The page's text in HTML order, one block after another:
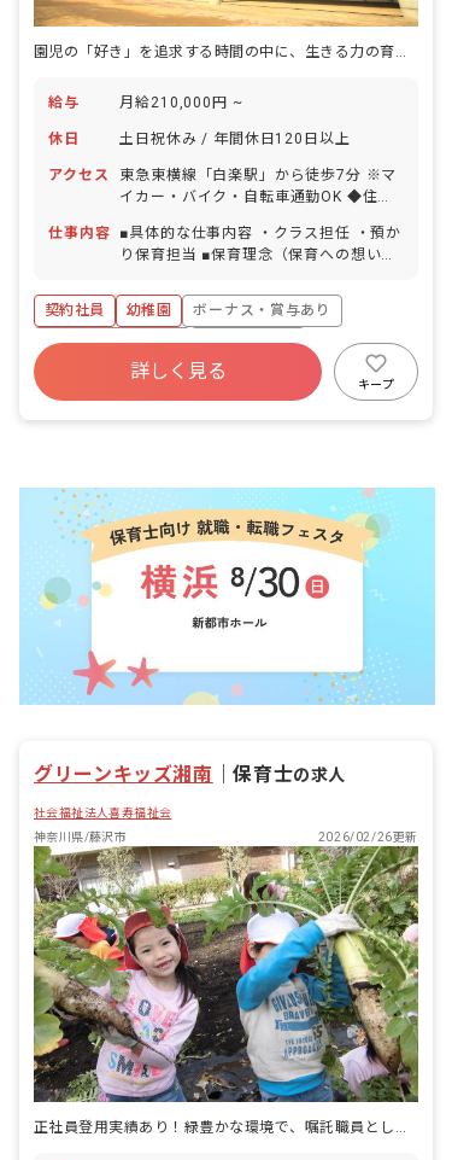
給与 月給210,000円 ~
休日 土日祝休み / 年間休日120日以上
アクセス
東急東横線「白楽駅」から徒歩7分 ※マ
イカー・バイク・自転車通勤OK ◆住宅
る距離に大きな公園があります。
仕事内容
■具体的な仕事内容 ・クラス担任 ・預か
り保育担当 ■保育理念（保育への想い・
に、集団を意識した保育を行っていま
す。 ・自由保育と一斉保育をバランスよ
くとり入れています。 ・絵本等を多くと
り入れて楽しさを味わい、豊かな心を育
てます。 ・リトミックなどで音楽性を、
英語教室(外国人講師)で国際性を、体育
の保育者)の関わりの中で人間関係を深
めています。
契約社員 幼稚園
ボーナス・賞与あり
年間休日120日以上
社会保険完備
有給
残業少なめ
詳しく見る
キープ
グリーンキッズ湘南 ｜保育士の求人
社会福祉法人喜寿福祉会
神奈川県/藤沢市
2026/02/26更新
正社員登用実績あり！緑豊かな環境で、嘱託職員として活躍しませんか？